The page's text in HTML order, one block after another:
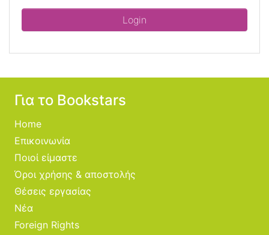
Για το Bookstars
Home
Επικοινωνία
Ποιοί είμαστε
Όροι χρήσης & αποστολής
Θέσεις εργασίας
Νέα
Foreign Rights